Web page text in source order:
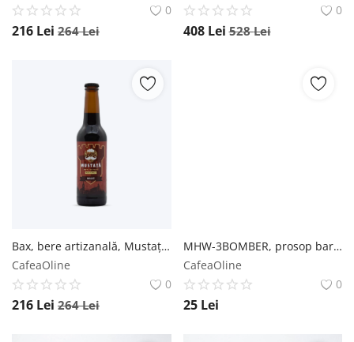
0
216 Lei 264Lei
0
408 Lei 528Lei
Bax, bere artizanală, Mustață de Bere, Neagră, 330ml - Sticlă 0.33L / 12 buc. Mustață de Bere
CafeaOline
0
216 Lei 264Lei
MHW-3BOMBER, prosop barista din microfibra cu inel de agățare - 30 x 25 cm MHW-3BOMBER
CafeaOline
0
25 Lei